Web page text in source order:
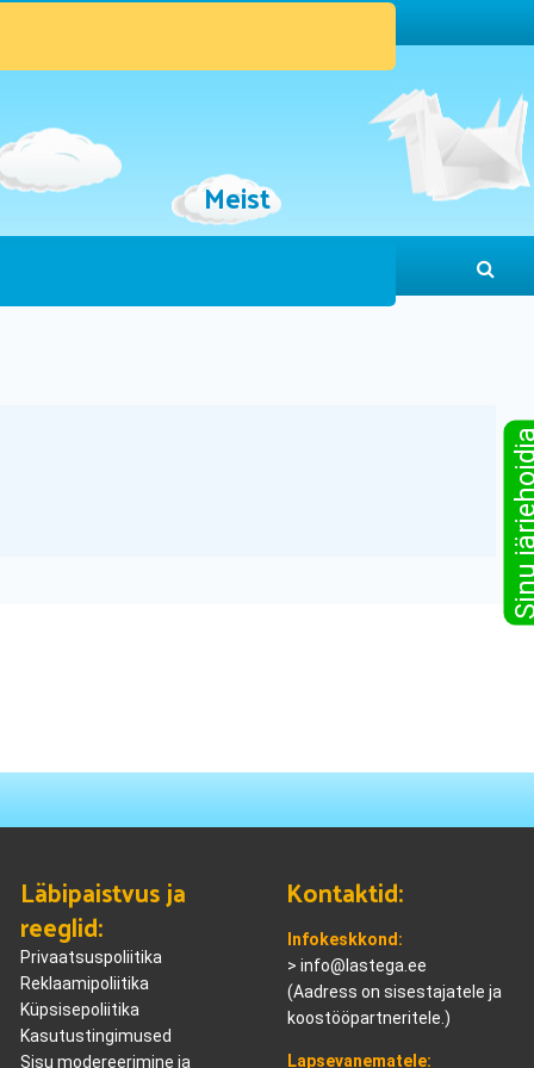
Meist
Sinu
Läbipaistvus ja
reeglid:
Privaatsuspoliitika
Reklaamipoliitika
Küpsisepoliitika
Kasutustingimused
Sisu modereerimine ja
Kontaktid:
Infokeskkond:
>info@lastega.ee
(Aadress on sisestajatele ja
koostööpartneritele.)
Lapsevanematele: